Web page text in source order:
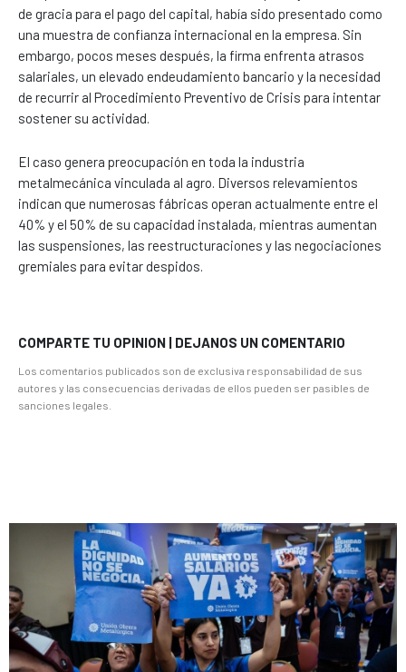
de gracia para el pago del capital, había sido presentado como
una muestra de confianza internacional en la empresa. Sin
embargo, pocos meses después, la firma enfrenta atrasos
salariales, un elevado endeudamiento bancario y la necesidad
de recurrir al Procedimiento Preventivo de Crisis para intentar
sostener su actividad.
El caso genera preocupación en toda la industria
metalmecánica vinculada al agro. Diversos relevamientos
indican que numerosas fábricas operan actualmente entre el
40% y el 50% de su capacidad instalada, mientras aumentan
las suspensiones, las reestructuraciones y las negociaciones
gremiales para evitar despidos.
COMPARTE TU OPINION | DEJANOS UN COMENTARIO
Los comentarios publicados son de exclusiva responsabilidad de sus
autores y las consecuencias derivadas de ellos pueden ser pasibles de
sanciones legales.